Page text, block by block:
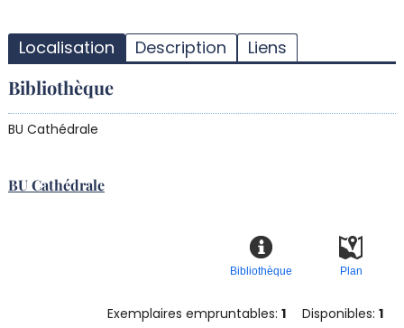
Localisation Description Liens
Bibliothèque
BU Cathédrale
BU Cathédrale
Plan
Bibliothèque
Exemplaires empruntables:1 Disponibles:1